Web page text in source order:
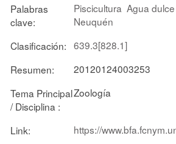
Palabras
clave:
Piscicultura Agua dulce
Neuquén
Clasificación: 639.3[828.1]
Resumen:
20120124003253
Tema Principal
/ Disciplina :
Zoología
Link: https://